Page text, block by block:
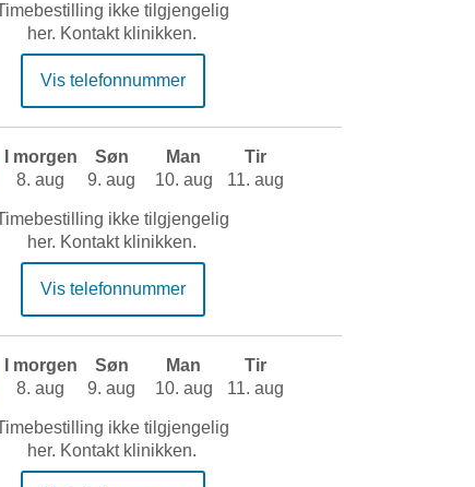
ikke tilgjengelig
her. Kontakt klinikken.
Vis telefonnummer
I morgen
8. aug
Søn
9. aug
Man
10. aug
Tir
11. aug
ikke tilgjengelig
her. Kontakt klinikken.
Vis telefonnummer
I morgen
8. aug
Søn
9. aug
Man
10. aug
Tir
11. aug
ikke tilgjengelig
her. Kontakt klinikken.